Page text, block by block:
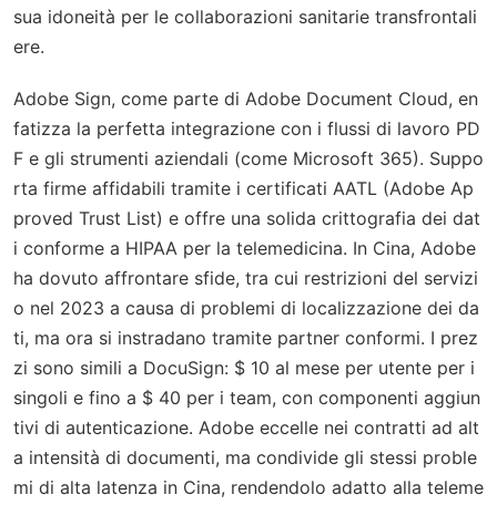
sua idoneità per le collaborazioni sanitarie transfrontali
ere.
Adobe Sign, come parte di Adobe Document Cloud, en
fatizza la perfetta integrazione con i flussi di lavoro PD
F e gli strumenti aziendali (come Microsoft 365). Suppo
rta firme affidabili tramite i certificati AATL (Adobe Ap
proved Trust List) e offre una solida crittografia dei dat
i conforme a HIPAA per la telemedicina. In Cina, Adobe
ha dovuto affrontare sfide, tra cui restrizioni del servizi
o nel 2023 a causa di problemi di localizzazione dei da
ti, ma ora si instradano tramite partner conformi. I prez
zi sono simili a DocuSign: $ 10 al mese per utente per i
singoli e fino a $ 40 per i team, con componenti aggiun
tivi di autenticazione. Adobe eccelle nei contratti ad alt
a intensità di documenti, ma condivide gli stessi proble
mi di alta latenza in Cina, rendendolo adatto alla teleme